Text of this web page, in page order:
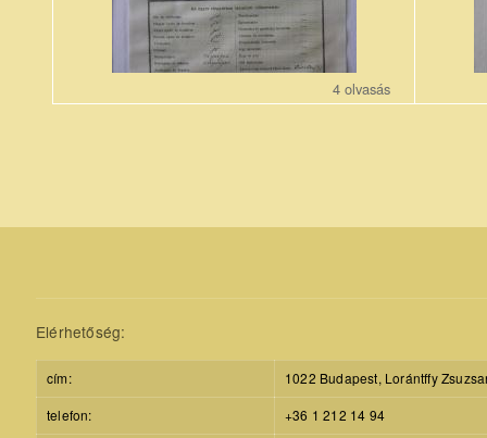
4 olvasás
Elérhetőség:
cím:
1022 Budapest, Lorántffy
telefon:
+36 1 212 14 94